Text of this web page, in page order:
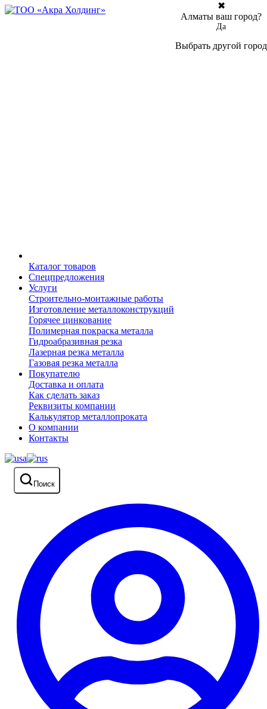
Каталог товаров
Спецпредложения
Услуги
Строительно-монтажные работы
Изготовление металлоконструкций
Горячее цинкование
Полимерная покраска металла
Гидроабразивная резка
Лазерная резка металла
Газовая резка металла
Покупателю
Доставка и оплата
Как сделать заказ
Реквизиты компании
Калькулятор металлопроката
О компании
Контакты
Поиск
✖
Алматы ваш город?
Да
Выбрать другой город